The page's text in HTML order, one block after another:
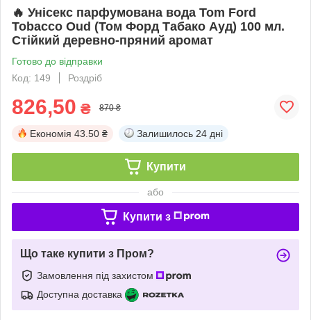
🔥 Унісекс парфумована вода Tom Ford
Tobacco Oud (Том Форд Табако Ауд) 100 мл.
Стійкий деревно-пряний аромат
Готово до відправки
Код: 149
Роздріб
826,50 ₴ 870 ₴
Економія 43.50 ₴ Залишилось 24 дні
Купити
або
Купити з
Що таке купити з Пром?
Замовлення під захистом
Доступна доставка